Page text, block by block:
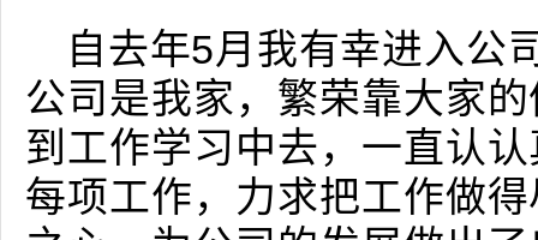
自去年5月我有幸进入公
公司是我家，繁荣靠大家
到工作学习中去，一直认
每项工作，力求把工作做